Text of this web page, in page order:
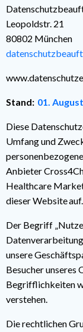
Leopoldstr. 21
80802 München
Stand: 01.
Diese
Umfang und
Anbieter
Healthcare
dieser Website auf.
Der Begriff
unsere
Besucher unseres
Begrifflichkeiten
verstehen.
Die rechtlichen